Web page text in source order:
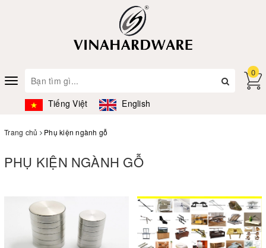
Toggle
navigation
Tiếng Việt English
0
Trang chủ Phụ kiện ngành gỗ
PHỤ KIỆN NGÀNH GỖ